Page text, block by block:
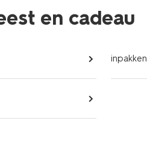
en cadeau
inpakken